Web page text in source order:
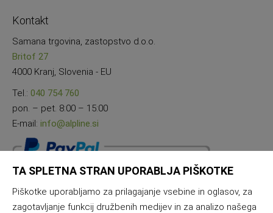
Kontakt
Samana trgovina, zastopstvo d.o.o.
Britof 27
4000 Kranj, Slovenia - EU
Tel.: 040 754 760
pon. – pet. 8:00 – 15:00
E-mail: info@alpline.si
TA SPLETNA STRAN UPORABLJA PIŠKOTKE
Piškotke uporabljamo za prilagajanje vsebine in oglasov, za
zagotavljanje funkcij družbenih medijev in za analizo našega